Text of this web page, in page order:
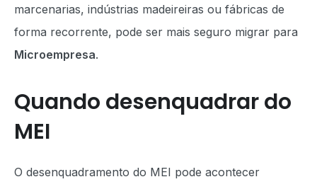
marcenarias, indústrias madeireiras ou fábricas de
forma recorrente, pode ser mais seguro migrar para
Microempresa.
Quando desenquadrar do
MEI
O desenquadramento do MEI pode acontecer